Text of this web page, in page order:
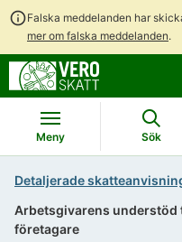
Falska meddelanden har
mer om falska meddelanden.
Meny Sök
Detaljerade
Arbetsgivarens
företagare